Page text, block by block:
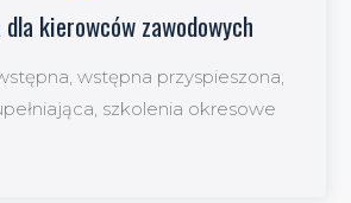
kierowców zawodowych
wstępna przyspieszona,
szkolenia okresowe
kierowców zawodowych